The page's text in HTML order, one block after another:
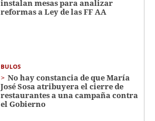
instalan mesas para analizar
reformas a Ley de las FF AA
BULOS
No hay constancia de que María
José Sosa atribuyera el cierre de
restaurantes a una campaña contra
el Gobierno